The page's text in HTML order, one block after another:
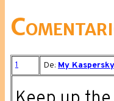
1 De: My